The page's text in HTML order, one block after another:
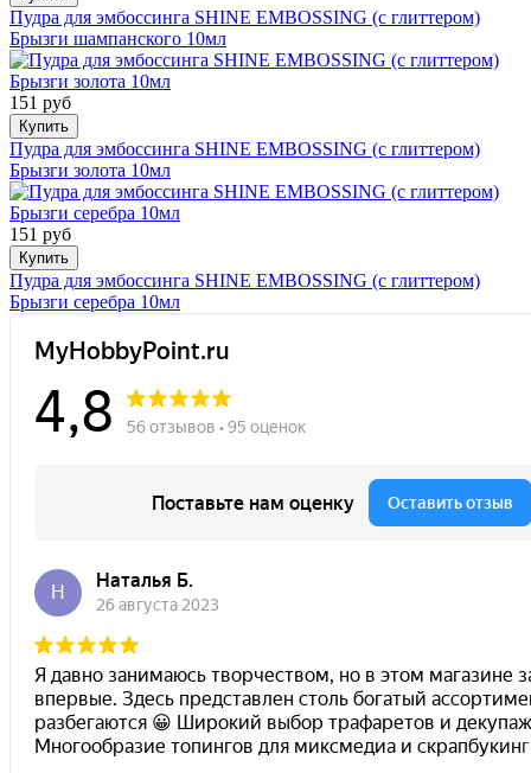
Пудра для эмбоссинга SHINE EMBOSSING (с глиттером)
Брызги шампанского 10мл
151 руб
Купить
Пудра для эмбоссинга SHINE EMBOSSING (с глиттером)
Брызги золота 10мл
151 руб
Купить
Пудра для эмбоссинга SHINE EMBOSSING (с глиттером)
Брызги серебра 10мл